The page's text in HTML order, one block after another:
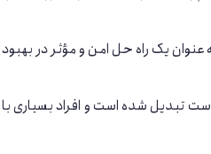
عنوان یک راه حل امن و مؤثر در بهبود
تبدیل شده است و افراد بسیاری با